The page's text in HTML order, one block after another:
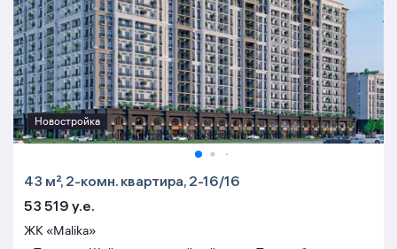
Новостройка
43 м², 2-комн. квартира, 2-16/16
53 519 y.e.
ЖК «Malika»